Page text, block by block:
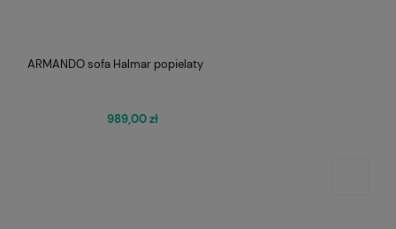
ARMANDO sofa Halmar popielaty
989,00 zł